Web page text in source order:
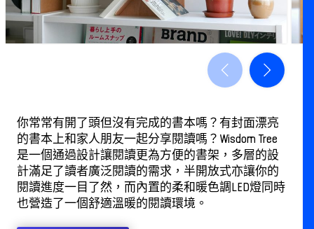
你常常有開了頭但沒有完成的書本嗎？有封面漂亮
的書本上和家人朋友一起分享閱讀嗎？Wisdom Tree
是一個通過設計讓閱讀更為方便的書架，多層的設
計滿足了讀者廣泛閱讀的需求，半開放式亦讓你的
閱讀進度一目了然，而內置的柔和暖色調LED燈同時
也營造了一個舒適溫暖的閱讀環境。